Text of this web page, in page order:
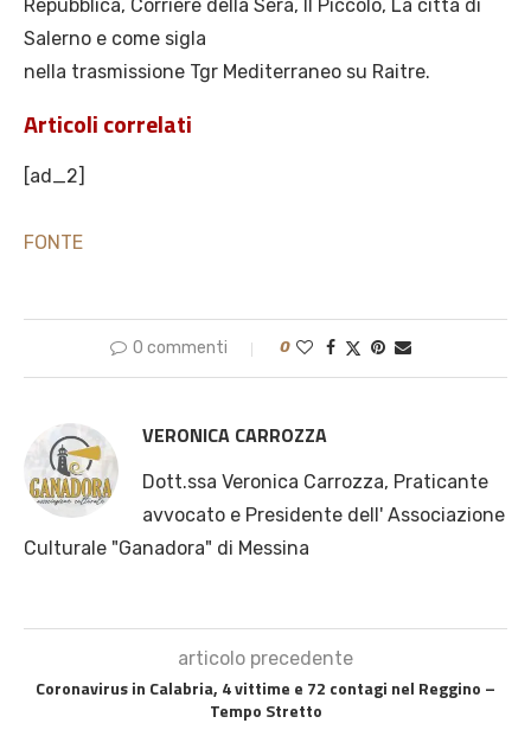
Repubblica, Corriere della Sera, Il Piccolo, La città di
Salerno e come sigla
nella trasmissione Tgr Mediterraneo su Raitre.
Articoli correlati
[ad_2]
FONTE
0 commenti 0
VERONICA CARROZZA
Dott.ssa Veronica Carrozza, Praticante
avvocato e Presidente dell' Associazione
Culturale "Ganadora" di Messina
articolo precedente
Coronavirus in Calabria, 4 vittime e 72 contagi nel Reggino –
Tempo Stretto